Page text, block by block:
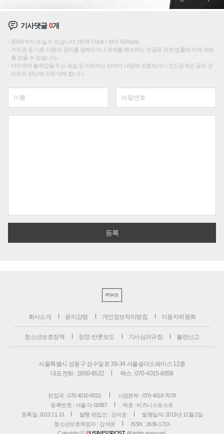
기사댓글0개
200자까지 쓰실 수 있습니다. (현재 0 byte / 최대 400byte)
저작권 등 다른 사람의 권리를 침해하거나 명예를 훼손하는 댓글은 관련 법률에 의해 제재
를 받을 수 있습니다.
타인에게 불쾌감을 주는 욕설 등 비하하는 단어가 내용에 포함되거나 인신공격성 글은 관
리자의 판단에 의해 삭제 합니다.
PC버전
회사소개 윤리강령 개인정보처리방침 이용자위원회
청소년보호정책 정정·반론보도 기사심의규정 불편신고
서울특별시 성동구 성수일로 39-34 서울숲더스페이스 12층
대표전화 : 1800-6522
팩스 : 070-4015-8658
편집국 : 070-4010-8512
사업본부 : 070-4010-7078
등록번호 : 서울 아 02897
제호 : 비즈니스포스트
등록일: 2013.11.13
발행·편집인 : 강석운
발행일자: 2013년 12월 2일
청소년보호책임자 : 강석운
ISSN : 2636-171X
Copyright ⓒ BUSINESSPOST. All rights reserved.